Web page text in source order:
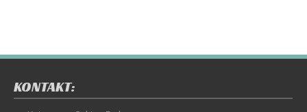
KONTAKT: